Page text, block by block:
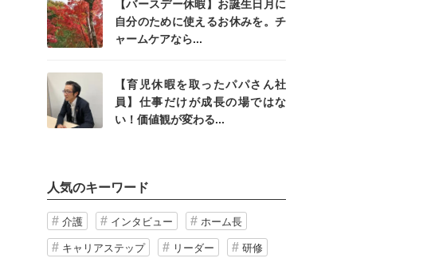
【バースデー休暇】お誕生日月に
自分のために使えるお休みを。チ
ャームケアなら...
【育児休暇を取ったパパさん社
員】仕事だけが成長の場ではな
い！価値観が変わる...
人気のキーワード
介護 インタビュー ホーム長
キャリアステップ リーダー 研修